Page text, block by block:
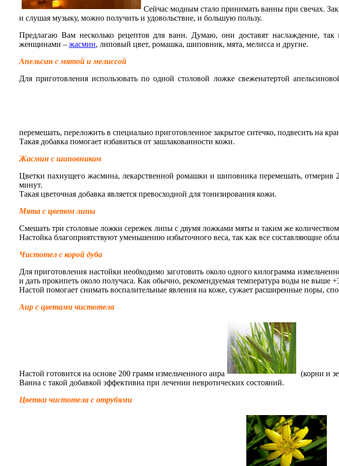
Сейчас модным стало принимать ванны при свечах.
и слушая музыку, можно получить и удовольствие, и большую пользу.
Предлагаю Вам несколько рецептов для ванн. Думаю, они доставят наслаждение,
женщинами – жасмин, липовый цвет, ромашка, шиповник, мята, мелисса и другие.
Апельсин с мятой и мелиссой
Для приготовления использовать по одной столовой ложке свеженатертой
перемешать, переложить в специально приготовленное закрытое ситечко, подвесить на
Такая добавка помогает избавиться от зашлакованности кожи.
Жасмин с шиповником
Цветки пахнущего жасмина, лекарственной ромашки и шиповника перемешать, отмерив
минут.
Такая цветочная добавка является превосходной для тонизирования кожи.
Мята с цветом липы
Смешать три столовые ложки сережек липы с двумя ложками мяты и таким же количеством
Настойка благоприятствуют уменьшению избыточного веса, так как все составляющие
Чистотел с корой дуба
Для приготовления настойки необходимо заготовить около одного килограмма
и дать прокипеть около получаса. Как обычно, рекомендуемая температура воды не выше
Настой помогает снимать воспалительные явления на коже, сужает расширенные поры,
Аир с цветами чистотела
Настой готовится на основе 200 грамм измельченного аира
(корни и
Ванна с такой добавкой эффективна при лечении невротических состояний.
Цветки чистотела с отрубями